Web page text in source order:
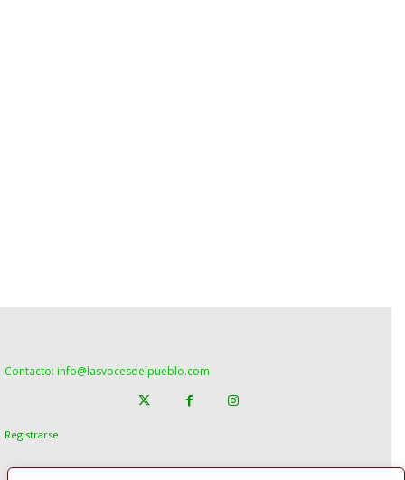
Contacto: info@lasvocesdelpueblo.com
Registrarse